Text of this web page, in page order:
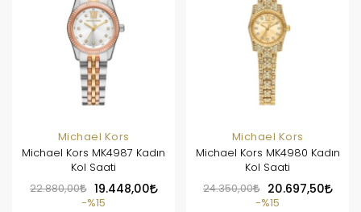
Michael Kors
Michael Kors MK4987 Kadın
Kol Saati
22.880,00
19.448,00
%15
Michael Kors
Michael Kors MK4980 Kadın
Kol Saati
24.350,00
20.697,50
%15